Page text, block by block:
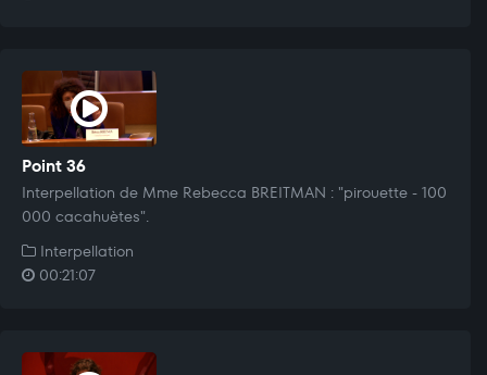
Point 36
Interpellation de Mme Rebecca BREITMAN : "pirouette - 100
000 cacahuètes".
Interpellation
00:21:07